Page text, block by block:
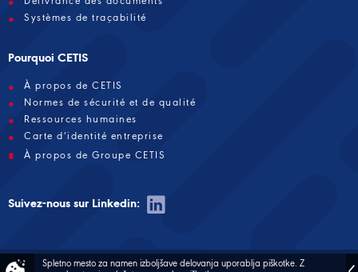
Systèmes de traçabilité
Pourquoi CETIS
À propos de CETIS
Normes de sécurité et de qualité
Ressources humaines
Carte d’identité entreprise
À propos de Groupe CETIS
Suivez-nous sur Linkedin:
Spletno mesto za namen izboljšave delovanja uporablja piškotke. Z